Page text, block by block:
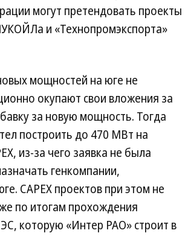
могут претендовать проекты
и «Технопромэкспорта»
мощностей на юге не
окупают свои вложения за
за новую мощность. Тогда
построить до 470 МВт на
из-за чего заявка не была
генкомпании,
CAPEX проектов при этом не
по итогам прохождения
которую «Интер РАО» строит в